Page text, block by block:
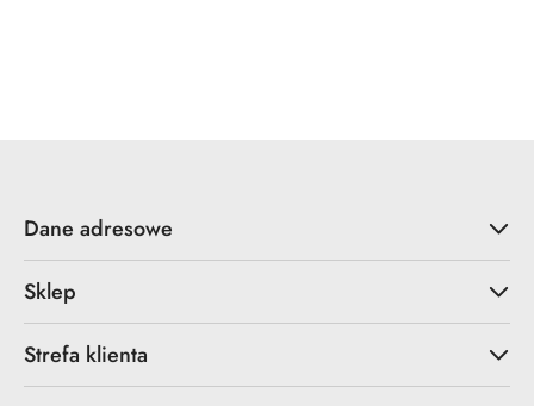
Dane adresowe
Sklep
Strefa klienta